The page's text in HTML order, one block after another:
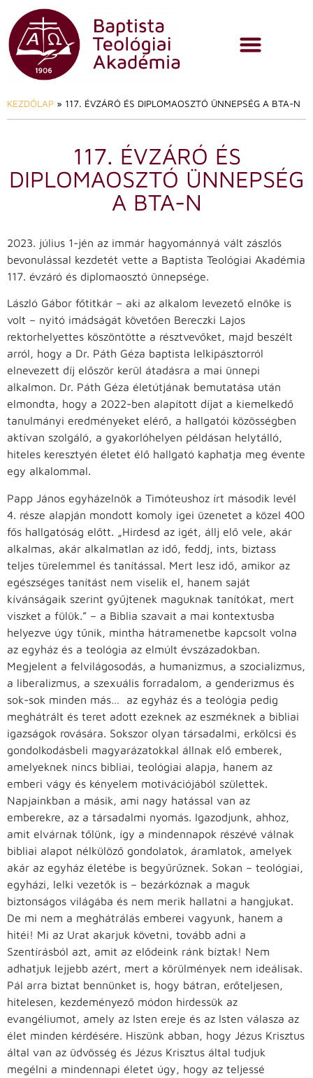
KEZDŐLAP » 117. ÉVZÁRÓ ÉS DIPLOMAOSZTÓ ÜNNEPSÉG A BTA-N
117. ÉVZÁRÓ ÉS
DIPLOMAOSZTÓ ÜNNEPSÉG
A BTA-N
2023. július 1-jén az immár hagyománnyá vált zászlós
bevonulással kezdetét vette a Baptista Teológiai Akadémia
117. évzáró és diplomaosztó ünnepsége.
László Gábor főtitkár – aki az alkalom levezető elnöke is
volt – nyitó imádságát követően Bereczki Lajos
rektorhelyettes köszöntötte a résztvevőket, majd beszélt
arról, hogy a Dr. Páth Géza baptista lelkipásztorról
elnevezett díj először kerül átadásra a mai ünnepi
alkalmon. Dr. Páth Géza életútjának bemutatása után
elmondta, hogy a 2022-ben alapított díjat a kiemelkedő
tanulmányi eredményeket elérő, a hallgatói közösségben
aktívan szolgáló, a gyakorlóhelyen példásan helytálló,
hiteles keresztyén életet élő hallgató kaphatja meg évente
egy alkalommal.
Papp János egyházelnök a Timóteushoz írt második levél
4. része alapján mondott komoly igei üzenetet a közel 400
fős hallgatóság előtt. „Hirdesd az igét, állj elő vele, akár
alkalmas, akár alkalmatlan az idő, feddj, ints, biztass
teljes türelemmel és tanítással. Mert lesz idő, amikor az
egészséges tanítást nem viselik el, hanem saját
kívánságaik szerint gyűjtenek maguknak tanítókat, mert
viszket a fülük.” – a Biblia szavait a mai kontextusba
helyezve úgy tűnik, mintha hátramenetbe kapcsolt volna
az egyház és a teológia az elmúlt évszázadokban.
Megjelent a felvilágosodás, a humanizmus, a szocializmus,
a liberalizmus, a szexuális forradalom, a genderizmus és
sok-sok minden más… az egyház és a teológia pedig
meghátrált és teret adott ezeknek az eszméknek a bibliai
igazságok rovására. Sokszor olyan társadalmi, erkölcsi és
gondolkodásbeli magyarázatokkal állnak elő emberek,
amelyeknek nincs bibliai, teológiai alapja, hanem az
emberi vágy és kényelem motivációjából születtek.
Napjainkban a másik, ami nagy hatással van az
emberekre, az a társadalmi nyomás. Igazodjunk, ahhoz,
amit elvárnak tőlünk, így a mindennapok részévé válnak
bibliai alapot nélkülöző gondolatok, áramlatok, amelyek
akár az egyház életébe is begyűrűznek. Sokan – teológiai,
egyházi, lelki vezetők is – bezárkóznak a maguk
biztonságos világába és nem merik hallatni a hangjukat.
De mi nem a meghátrálás emberei vagyunk, hanem a
hitéi! Mi az Urat akarjuk követni, tovább adni a
Szentírásból azt, amit az elődeink ránk bíztak! Nem
adhatjuk lejjebb azért, mert a körülmények nem ideálisak.
Pál arra biztat bennünket is, hogy bátran, erőteljesen,
hitelesen, kezdeményező módon hirdessük az
evangéliumot, amely az Isten ereje és az Isten válasza az
élet minden kérdésére. Hiszünk abban, hogy Jézus Krisztus
által van az üdvösség és Jézus Krisztus által tudjuk
megélni a mindennapi életet úgy, hogy az teljessé